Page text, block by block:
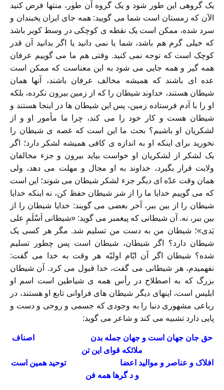
یک گروهی این طور شود و یک گروه آن طور، منتها فرض کنید
الآن که زمستان است شما می گویید: همه جای ایران یخبندان و
سرد شده، ممکن است یک نقطه ی کوچکی در وسط کویر باشد
که خیلی گرم هم باشد، شما یا نمی دانید یا اگر بدانید آن قدر
کوچک است که توجه نمی کنید. وقتی هم ما می گوییم عرفان
همه گیر و همه جایی می شود به این معناست که ممکن است
عده ای باشند که همیشه مخالف عرفان باشند، آنها همان
شیطان هستند، خداوند شیطان را که از زمین بیرون نکرده، بلکه
او را با آدم فرستاده زمین، پس این شیطان ها در اینجا هستند و
شیطان هست و کار خود را می کند، چرا ما مأمور او و از
لشکریان او باشیم؟ بحث ما این است که غصه ی شیطان را
نخورید برای اینکه او به اندازه ی کافی همیشه لشکر دارد؛ اگر
یک لشکر از لشکریان او خواست بیاید بیرون و جزء مخالفان
ولایت قرار بگیرد، خداوند به او مجال و مهلت می دهد، ولی
همان وقت عدّه ای دیگر جزء لشکر شیطان می شوند؛ این است
که می گوییم خدايا ما را از شر شیطان حفظ کن، نه اینکه خدایا
شیطان را از بین ببر، آخر بعضی می گویند: خدایا شیطان را از
بین ببر، نه. آن شیطانی که پیغمبر می گوید: «شیطانی اَسْلَمِ على
يَدی»؛ شیطان من به دست من تسلیم شد. مگر هر کسی یک
شیطان دارد؟ اگر شیطان، شیطان است پس چطور تسلیم
شده؟ شیطان اگر آن ایّام اولیّه هر وقت به خدا می گفت:
نفهمیدم، هر شیطانی می گفت، خدا قبول می کرد. آن شیطان
بزرگ که به اصطلاح در رأس همه ی شیاطین است اسم او
ابلیس است، اینهای دیگر شیطان های فراوانی تابع او هستند، در
رباعی مشهوری دنیا را به وجودی که جسمی و روحی و دست و
پایی دارد تشبیه می کند و شاعر می گوید:
حق جان جهان است و جهان جمله بدن اصناف
ملائکه قوای این تن
افلاک و عناصر و مواليد اعضا توحید همین است
و د گرها همه فن